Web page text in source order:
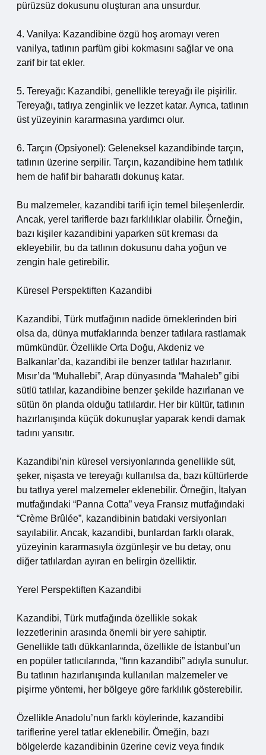
pürüzsüz dokusunu oluşturan ana unsurdur.
4. Vanilya: Kazandibine özgü hoş aromayı veren
vanilya, tatlının parfüm gibi kokmasını sağlar ve ona
zarif bir tat ekler.
5. Tereyağı: Kazandibi, genellikle tereyağı ile pişirilir.
Tereyağı, tatlıya zenginlik ve lezzet katar. Ayrıca, tatlının
üst yüzeyinin kararmasına yardımcı olur.
6. Tarçın (Opsiyonel): Geleneksel kazandibinde tarçın,
tatlının üzerine serpilir. Tarçın, kazandibine hem tatlılık
hem de hafif bir baharatlı dokunuş katar.
Bu malzemeler, kazandibi tarifi için temel bileşenlerdir.
Ancak, yerel tariflerde bazı farklılıklar olabilir. Örneğin,
bazı kişiler kazandibini yaparken süt kreması da
ekleyebilir, bu da tatlının dokusunu daha yoğun ve
zengin hale getirebilir.
Küresel Perspektiften Kazandibi
Kazandibi, Türk mutfağının nadide örneklerinden biri
olsa da, dünya mutfaklarında benzer tatlılara rastlamak
mümkündür. Özellikle Orta Doğu, Akdeniz ve
Balkanlar’da, kazandibi ile benzer tatlılar hazırlanır.
Mısır’da “Muhallebi”, Arap dünyasında “Mahaleb” gibi
sütlü tatlılar, kazandibine benzer şekilde hazırlanan ve
sütün ön planda olduğu tatlılardır. Her bir kültür, tatlının
hazırlanışında küçük dokunuşlar yaparak kendi damak
tadını yansıtır.
Kazandibi’nin küresel versiyonlarında genellikle süt,
şeker, nişasta ve tereyağı kullanılsa da, bazı kültürlerde
bu tatlıya yerel malzemeler eklenebilir. Örneğin, İtalyan
mutfağındaki “Panna Cotta” veya Fransız mutfağındaki
“Crème Brûlée”, kazandibinin batıdaki versiyonları
sayılabilir. Ancak, kazandibi, bunlardan farklı olarak,
yüzeyinin kararmasıyla özgünleşir ve bu detay, onu
diğer tatlılardan ayıran en belirgin özelliktir.
Yerel Perspektiften Kazandibi
Kazandibi, Türk mutfağında özellikle sokak
lezzetlerinin arasında önemli bir yere sahiptir.
Genellikle tatlı dükkanlarında, özellikle de İstanbul’un
en popüler tatlıcılarında, “fırın kazandibi” adıyla sunulur.
Bu tatlının hazırlanışında kullanılan malzemeler ve
pişirme yöntemi, her bölgeye göre farklılık gösterebilir.
Özellikle Anadolu’nun farklı köylerinde, kazandibi
tariflerine yerel tatlar eklenebilir. Örneğin, bazı
bölgelerde kazandibinin üzerine ceviz veya fındık